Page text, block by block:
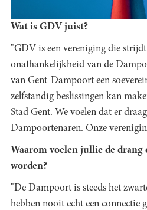
Wat is GDV juist?
"GDV is een vereniging die
onafhankelijkheid van de
van Gent-Dampoort een
zelfstandig beslissingen kan
Stad Gent. We voelen dat er
Dampoortenaren. Onze
Waarom voelen jullie de
worden?
"De Dampoort is steeds het
hebben nooit echt een connectie